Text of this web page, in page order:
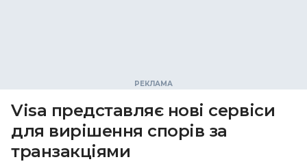
Visa представляє нові сервіси
для вирішення спорів за
транзакціями